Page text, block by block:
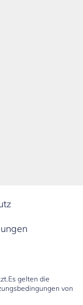
gelten die
von